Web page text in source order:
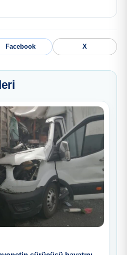
Facebook X